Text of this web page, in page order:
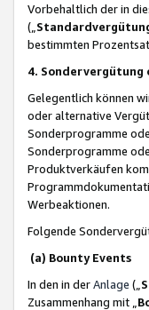
Vorbehaltlich der in
(„
bestimmten
4. Sondervergütung
Gelegentlich können
oder alternative
Sonderprogramme
Sonderprogramme
Produktverkäufen
Werbeaktionen.
Folgende
(a) Bounty Events
In den in derAnlage („
Zusammenhang mit „